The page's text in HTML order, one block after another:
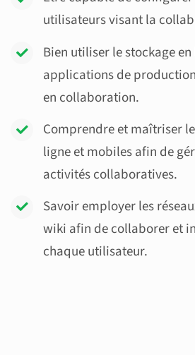
utilisateurs visant la
Bien utiliser le stockage
applications de
en collaboration.
Comprendre et maîtriser
ligne et mobiles afin de
activités collaboratives.
Savoir employer les
wiki afin de collaborer et
chaque utilisateur.